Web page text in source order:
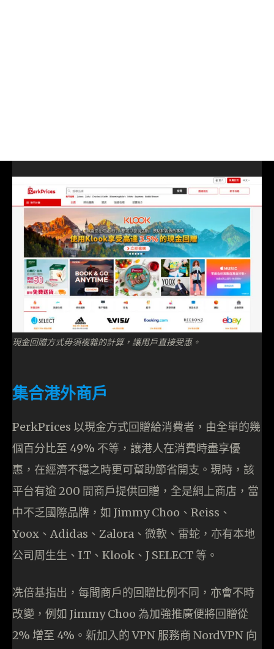
現金回贈方式毋須複雜的計算，讓用戶直接受惠。
集合港外商戶
PerkPrices 以現金方式回贈給消費者，由全單的幾
個百分比至 49% 不等，讓港人在消費時盡享優
惠，在經濟不穩之時更可幫助節省開支。現時，該
平台有逾 200 間商戶提供回贈，全是網上商店，當
中不乏國際品牌，如 Jimmy Choo、Reiss、
Yoox、Adidas、Zalora、微軟、雷蛇，亦有本地
公司周生生、I.T、Klook、J SELECT 等。
冼倍基指出，每間商戶的回贈比例不同，亦會不時
改變，例如 Jimmy Choo 為加強推廣便將回贈從
2% 增至 4%。新加入的 VPN 服務商 NordVPN 向